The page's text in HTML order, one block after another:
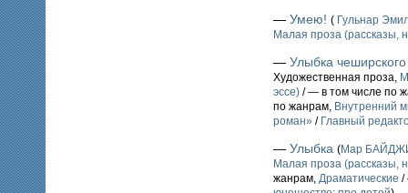
— Умею! ( Гульнар
Малая проза (рассказы,
— Улыбка чеширского
Художественная проза,
эссе) / — в том числе по
по жанрам, Внутренний
роман» / Главный
— Улыбка (Мар
Малая проза (рассказы,
жанрам, Драматические /